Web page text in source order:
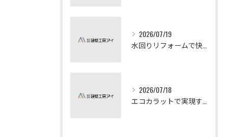
2026/07/19
2026/07/18